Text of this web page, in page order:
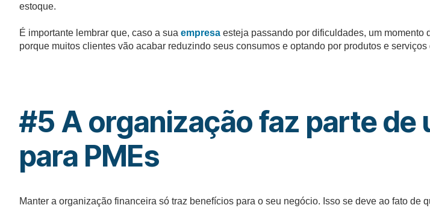
estoque.
É importante lembrar que, caso a sua empresa esteja passando por dificuldades, um
porque muitos clientes vão acabar reduzindo seus consumos e optando por produtos e
#5 A organização faz parte de
para PMEs
Manter a organização financeira só traz benefícios para o seu negócio. Isso se deve ao fato